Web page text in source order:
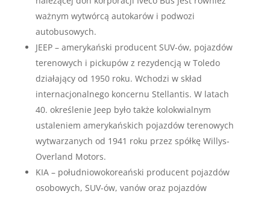
ważnym wytwórcą autokarów i podwozi
autobusowych.
JEEP – amerykański producent SUV-ów, pojazdów
terenowych i pickupów z rezydencją w Toledo
działający od 1950 roku. Wchodzi w skład
internacjonalnego koncernu Stellantis. W latach
40. określenie Jeep było także kolokwialnym
ustaleniem amerykańskich pojazdów terenowych
wytwarzanych od 1941 roku przez spółkę Willys-
Overland Motors.
KIA – południowokoreański producent pojazdów
osobowych, SUV-ów, vanów oraz pojazdów